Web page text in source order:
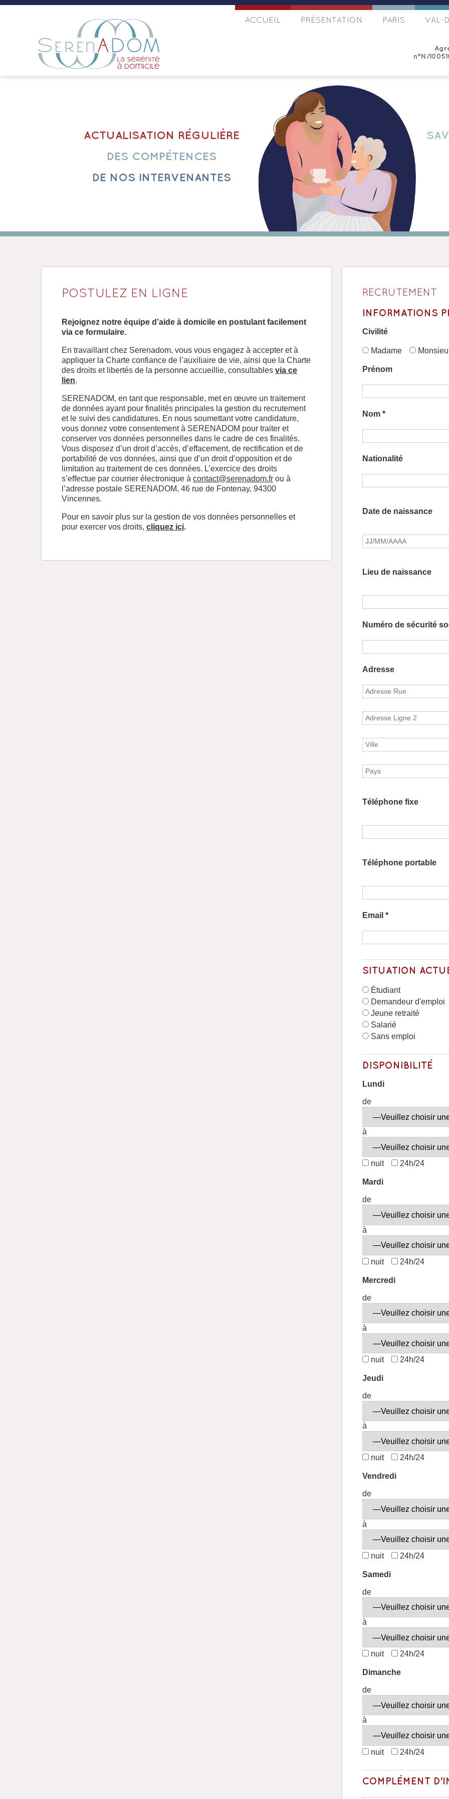
ACCUEIL PRÉSENTATION PARIS VAL-
n°N/
ACTUALISATION RÉGULIÈRE
DES COMPÉTENCES
DE NOS INTERVENANTES
POSTULEZ EN LIGNE
Rejoignez notre équipe d’aide à domicile en postulant facilement
via ce formulaire.
En travaillant chez Serenadom, vous vous engagez à accepter et à
appliquer la Charte confiance de l’auxiliaire de vie, ainsi que la Charte
des droits et libertés de la personne accueillie, consultables via ce
lien.
SERENADOM, en tant que responsable, met en œuvre un traitement
de données ayant pour finalités principales la gestion du recrutement
et le suivi des candidatures. En nous soumettant votre candidature,
vous donnez votre consentement à SERENADOM pour traiter et
conserver vos données personnelles dans le cadre de ces finalités.
Vous disposez d’un droit d’accès, d’effacement, de rectification et de
portabilité de vos données, ainsi que d’un droit d’opposition et de
limitation au traitement de ces données. L’exercice des droits
s’effectue par courrier électronique à contact@serenadom.fr ou à
l’adresse postale SERENADOM, 46 rue de Fontenay, 94300
Vincennes.
Pour en savoir plus sur la gestion de vos données personnelles et
pour exercer vos droits, cliquez ici.
RECRUTEMENT
INFORMATIONS
Civilité
Madame
Prénom
Nom *
Nationalité
Date de naissance
Lieu de naissance
Numéro de sécurité
Adresse
Téléphone fixe
Téléphone portable
Email *
SITUATION
Étudiant
Demandeur d'emploi
Jeune retraité
Salarié
Sans emploi
DISPONIBILITÉ
Lundi
de
à
nuit 24h/24
Mardi
de
à
nuit 24h/24
Mercredi
de
à
nuit 24h/24
Jeudi
de
à
nuit 24h/24
Vendredi
de
à
nuit 24h/24
Samedi
de
à
nuit 24h/24
Dimanche
de
à
nuit 24h/24
COMPLÉMENT